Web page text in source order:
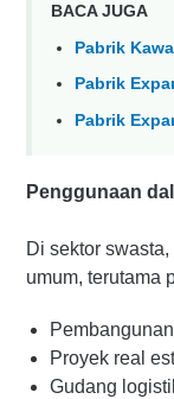
BACA JUGA
Pabrik
Pabrik
Pabrik
Penggunaan
Di sektor
umum, terutama
Proyek real
Gudang